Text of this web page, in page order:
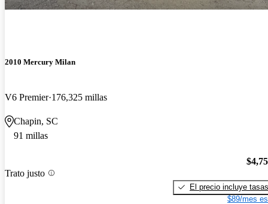
2010 Mercury Milan
V6 Premier 176,325 millas
Chapin, SC
91 millas
Trato justo
El precio incluye tasas
$89/mes